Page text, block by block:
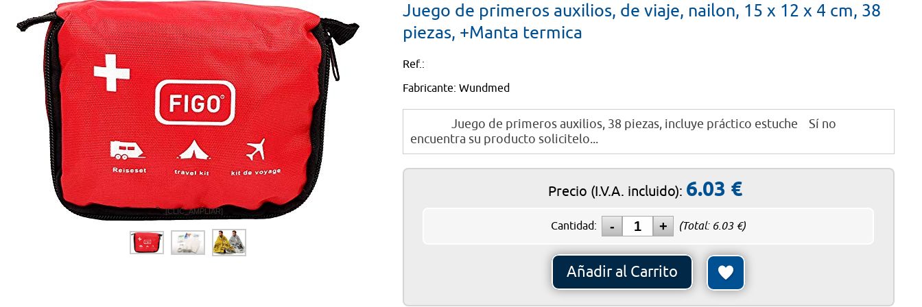
[CLIC_AMPLIAR]
Juego de primeros auxilios, de viaje, nailon, 15 x 12 x 4 cm, 38
piezas, +Manta termica
Ref.:
Fabricante: Wundmed
Juego de primeros auxilios, 38 piezas, incluye práctico estuche Sí no
encuentra su producto solicitelo...
Precio (I.V.A. incluido): 6.03 €
Cantidad: (Total: 6.03€)
Añadir al Carrito